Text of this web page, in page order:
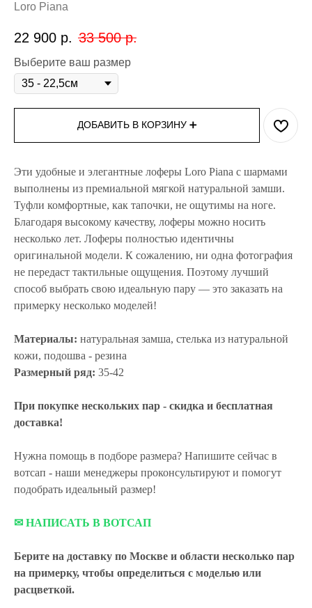
Loro Piana
22 900 р. 33 500 р.
Выберите ваш размер
ДОБАВИТЬ В КОРЗИНУ ➕
Эти удобные и элегантные лоферы Loro Piana с шармами
выполнены из премиальной мягкой натуральной замши.
Туфли комфортные, как тапочки, не ощутимы на ноге.
Благодаря высокому качеству, лоферы можно носить
несколько лет. Лоферы полностью идентичны
оригинальной модели. К сожалению, ни одна фотография
не передаст тактильные ощущения. Поэтому лучший
способ выбрать свою идеальную пару — это заказать на
примерку несколько моделей!
Материалы: натуральная замша, стелька из натуральной
кожи, подошва - резина
Размерный ряд: 35-42
При покупке нескольких пар - скидка и бесплатная
доставка!
Нужна помощь в подборе размера? Напишите сейчас в
вотсап - наши менеджеры проконсультируют и помогут
подобрать идеальный размер!
✉ НАПИСАТЬ В ВОТСАП
Берите на доставку по Москве и области несколько пар
на примерку, чтобы определиться с моделью или
расцветкой.